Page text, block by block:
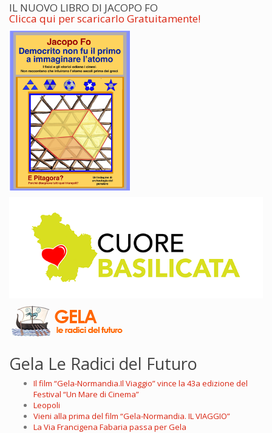
IL NUOVO LIBRO DI JACOPO FO
Clicca qui per scaricarlo Gratuitamente!
Gela Le Radici del Futuro
Il film “Gela-Normandia.Il Viaggio” vince la 43a edizione del
Festival “Un Mare di Cinema”
Leopoli
Vieni alla prima del film “Gela-Normandia. IL VIAGGIO”
La Via Francigena Fabaria passa per Gela